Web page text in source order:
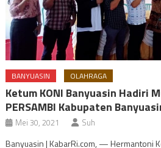
BANYUASIN OLAHRAGA
Ketum KONI Banyuasin Hadiri
PERSAMBI Kabupaten
Mei 30, 2021 Suh
Banyuasin | KabarRi.com, — Hermantoni